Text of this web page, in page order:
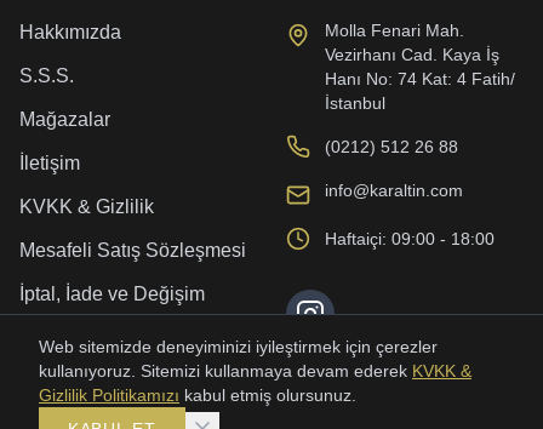
Hakkımızda
S.S.S.
Mağazalar
İletişim
KVKK & Gizlilik
Mesafeli Satış Sözleşmesi
İptal, İade ve Değişim
Kargo ve Teslimat
Molla Fenari Mah.
Vezirhanı Cad. Kaya İş
Hanı No: 74 Kat: 4 Fatih/
İstanbul
(0212) 512 26 88
info@karaltin.com
Haftaiçi: 09:00 - 18:00
Web sitemizde deneyiminizi iyileştirmek için çerezler
kullanıyoruz. Sitemizi kullanmaya devam ederek KVKK &
Gizlilik Politikamızı kabul etmiş olursunuz.